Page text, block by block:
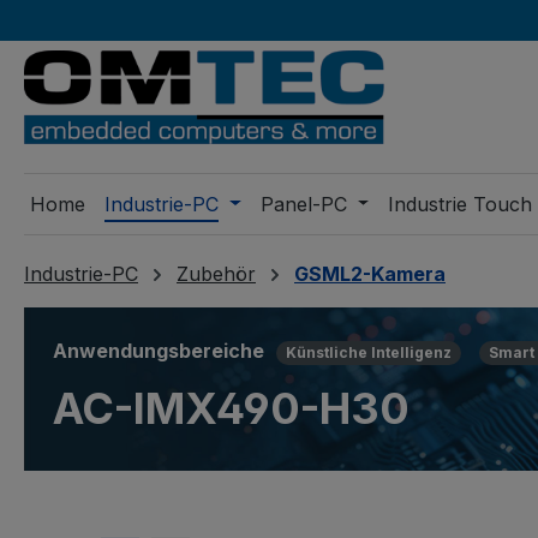
Home Industrie-PC Panel-PC Industrie
Industrie-PC Zubehör GSML2-Kamera
Anwendungsbereiche Künstliche Intelligenz
AC-IMX490-H30